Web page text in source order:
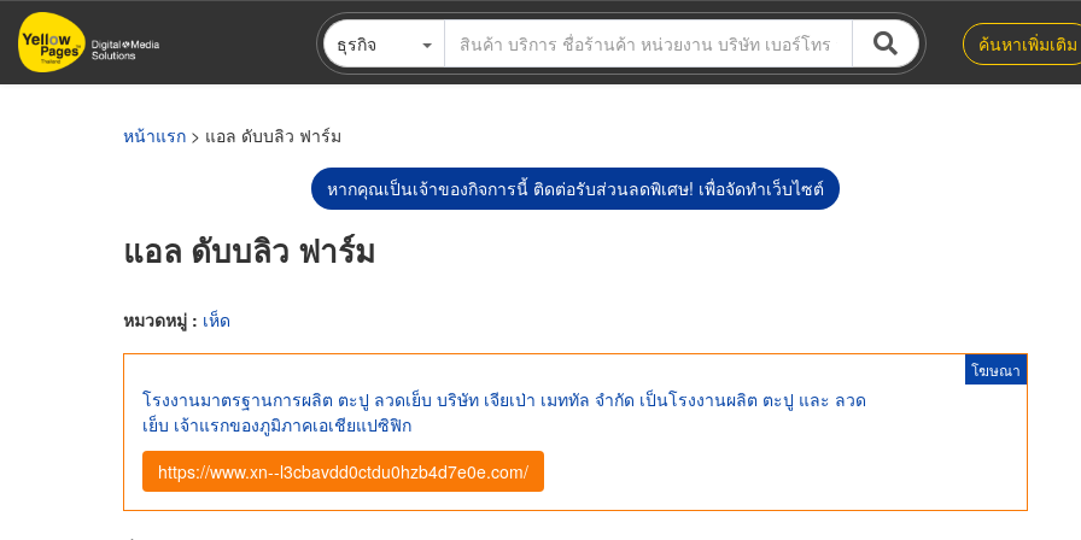
ข้าม
ไป
ธุรกิจ ค้นหาเพิ่มเติม
หน้าแรก > แอล ดับบลิว ฟาร์ม
หากคุณเป็นเจ้าของกิจการนี้ ติดต่อรับส่วนลดพิเศษ! เพื่อจัดทำเว็บไซต์
แอล ดับบลิว ฟาร์ม
หมวดหมู่ : เห็ด
โฆษณา
โรงงานมาตรฐานการผลิต ตะปู ลวดเย็บ บริษัท เจียเป่า เมททัล จำกัด เป็นโรงงานผลิต ตะปู และ ลวด
เย็บ เจ้าแรกของภูมิภาคเอเชียแปซิฟิก
https://www.xn--l3cbavdd0ctdu0hzb4d7e0e.com/